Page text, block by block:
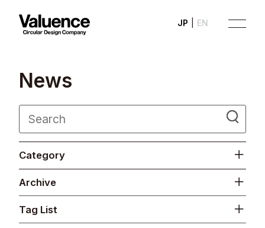
EN
JP
Company
Philosophy
Business
News
Category
Archive
Tag List